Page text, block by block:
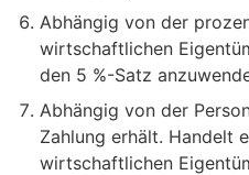
Abhängig von der
wirtschaftlichen
den 5 %-Satz
Abhängig von der
Zahlung erhält. Handelt
wirtschaftlichen